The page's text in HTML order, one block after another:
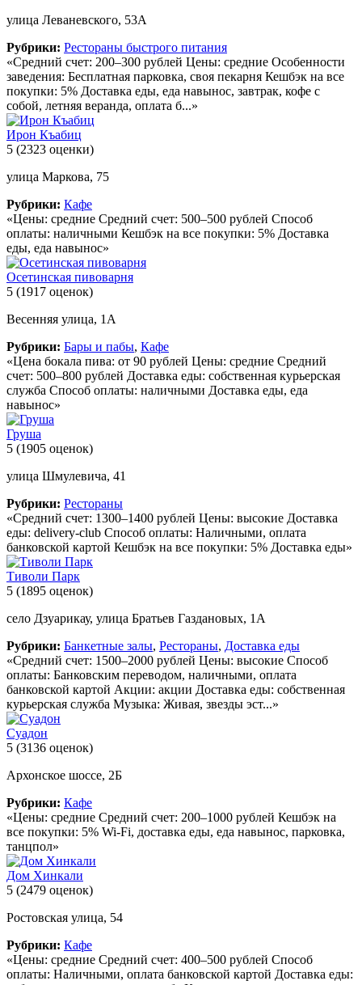
улица Леваневского, 53А
Рубрики: Рестораны быстрого питания
«Средний счет: 200–300 рублей Цены: средние Особенности
заведения: Бесплатная парковка, своя пекарня Кешбэк на все
покупки: 5% Доставка еды, еда навынос, завтрак, кофе с
собой, летняя веранда, оплата б...»
Ирон Къабиц
5 (2323 оценки)
улица Маркова, 75
Рубрики: Кафе
«Цены: средние Средний счет: 500–500 рублей Способ
оплаты: наличными Кешбэк на все покупки: 5% Доставка
еды, еда навынос»
Осетинская пивоварня
5 (1917 оценок)
Весенняя улица, 1А
Рубрики: Бары и пабы, Кафе
«Цена бокала пива: от 90 рублей Цены: средние Средний
счет: 500–800 рублей Доставка еды: собственная курьерская
служба Способ оплаты: наличными Доставка еды, еда
навынос»
Груша
5 (1905 оценок)
улица Шмулевича, 41
Рубрики: Рестораны
«Средний счет: 1300–1400 рублей Цены: высокие Доставка
еды: delivery-club Способ оплаты: Наличными, оплата
банковской картой Кешбэк на все покупки: 5% Доставка еды»
Тиволи Парк
5 (1895 оценок)
село Дзуарикау, улица Братьев Газдановых, 1А
Рубрики: Банкетные залы, Рестораны, Доставка еды
«Средний счет: 1500–2000 рублей Цены: высокие Способ
оплаты: Банковским переводом, наличными, оплата
банковской картой Акции: акции Доставка еды: собственная
курьерская служба Музыка: Живая, звезды эст...»
Суадон
5 (3136 оценок)
Архонское шоссе, 2Б
Рубрики: Кафе
«Цены: средние Средний счет: 200–1000 рублей Кешбэк на
все покупки: 5% Wi-Fi, доставка еды, еда навынос, парковка,
танцпол»
Дом Хинкали
5 (2479 оценок)
Ростовская улица, 54
Рубрики: Кафе
«Цены: средние Средний счет: 400–500 рублей Способ
оплаты: Наличными, оплата банковской картой Доставка еды: